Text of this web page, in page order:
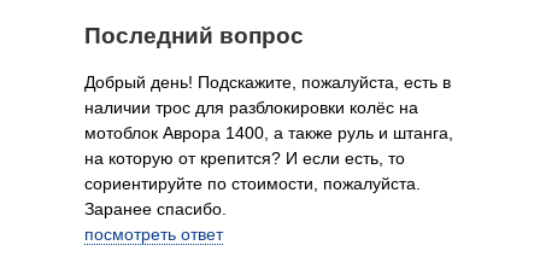
Последний вопрос
Добрый день! Подскажите, пожалуйста, есть в
наличии трос для разблокировки колёс на
мотоблок Аврора 1400, а также руль и штанга,
на которую от крепится? И если есть, то
сориентируйте по стоимости, пожалуйста.
Заранее спасибо.
посмотреть ответ